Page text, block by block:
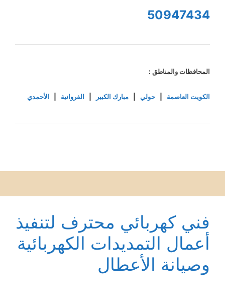
50947434
المحافظات والمناطق :
الكويت العاصمة حولي مبارك الكبير الفروانية الأحمدي
فني كهربائي محترف لتنفيذ
أعمال التمديدات الكهربائية
وصيانة الأعطال